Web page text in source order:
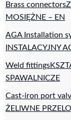
Brass connectors
MOSIĘŻNE – EN
AGA Installation
INSTALACYJNY
Weld fittings
SPAWALNICZE
Cast-iron port
ŻELIWNE